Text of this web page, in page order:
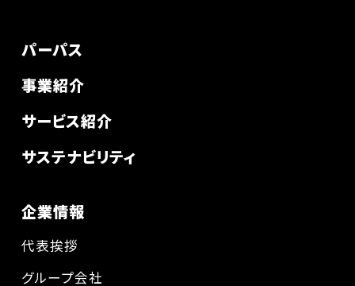
パーパス
事業紹介
サービス紹介
サステナビリティ
企業情報
代表挨拶
グループ会社